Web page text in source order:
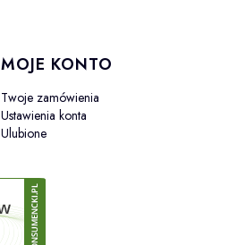
MOJE KONTO
Twoje zamówienia
Ustawienia konta
Ulubione